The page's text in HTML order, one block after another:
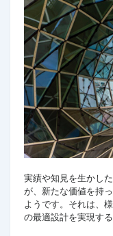
実績や知見を生かし
が、新たな価値を持
ようです。それは、
の最適設計を実現す